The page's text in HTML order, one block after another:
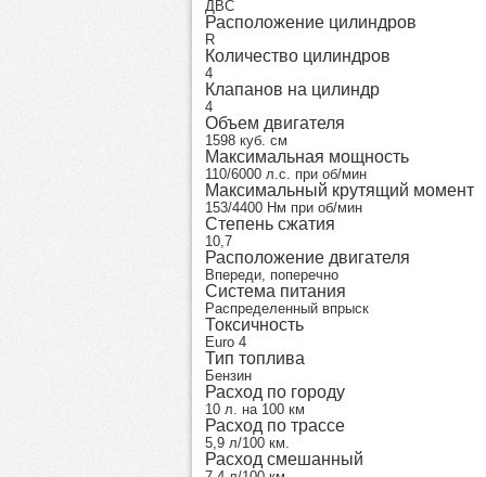
ДВС
Расположение цилиндров
R
Количество цилиндров
4
Клапанов на цилиндр
4
Объем двигателя
1598 куб. см
Максимальная мощность
110/6000 л.с. при об/мин
Максимальный крутящий момент
153/4400 Нм при об/мин
Степень сжатия
10,7
Расположение двигателя
Впереди, поперечно
Система питания
Распределенный впрыск
Токсичность
Euro 4
Тип топлива
Бензин
Расход по городу
10 л. на 100 км
Расход по трассе
5,9 л/100 км.
Расход смешанный